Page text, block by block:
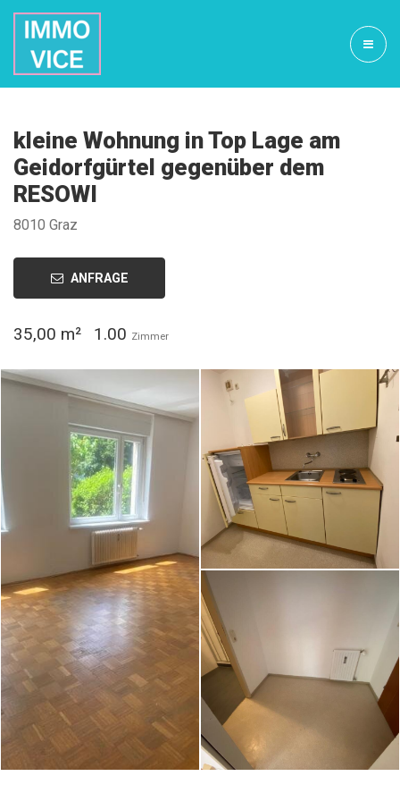
kleine Wohnung in Top Lage am
Geidorfgürtel gegenüber dem
RESOWI
8010 Graz
ANFRAGE
35,00 m² 1.00 Zimmer